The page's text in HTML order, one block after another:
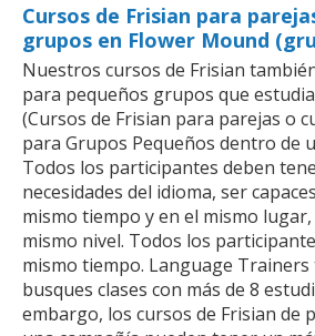
Cursos de Frisian para
grupos en Flower Mound
Nuestros cursos de Frisian
para pequeños grupos que
(Cursos de Frisian para parejas o
para Grupos Pequeños dentro de
Todos los participantes deben
necesidades del idioma, ser
mismo tiempo y en el mismo
mismo nivel. Todos los
mismo tiempo. Language
busques clases con más de 8
embargo, los cursos de Frisian de